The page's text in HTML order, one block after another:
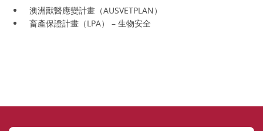
澳洲獸醫應變計畫（AUSVETPLAN）
畜產保證計畫（LPA） – 生物安全